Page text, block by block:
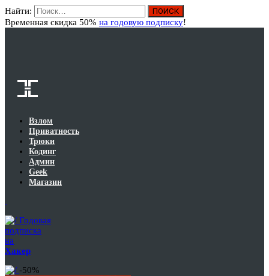
Найти:
Временная скидка 50% на годовую подписку!
Взлом
Приватность
Трюки
Кодинг
Админ
Geek
Магазин
Годовая
подписка
на
Хакер
-50%